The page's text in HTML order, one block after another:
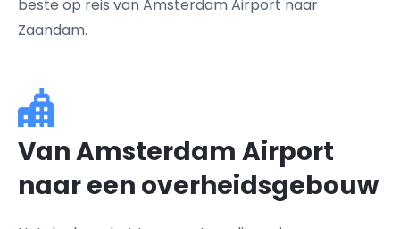
beste op reis van Amsterdam Airport naar
Zaandam.
Van Amsterdam Airport
naar een overheidsgebouw